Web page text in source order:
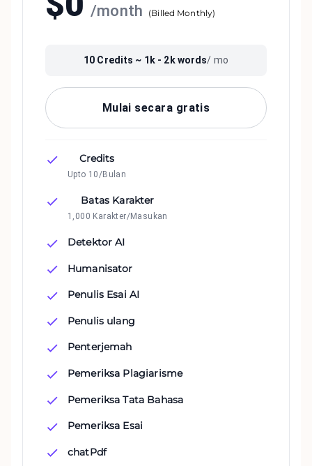
/month (Billed Monthly)
10 Credits ~ 1k - 2kwords/ mo
Mulai secara gratis
Credits
Upto 10/Bulan
Batas Karakter
1,000 Karakter/Masukan
Detektor AI
Humanisator
Penulis Esai AI
Penulis ulang
Penterjemah
Pemeriksa Plagiarisme
Pemeriksa Tata Bahasa
Pemeriksa Esai
chatPdf